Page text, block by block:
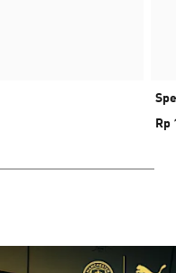
Rp